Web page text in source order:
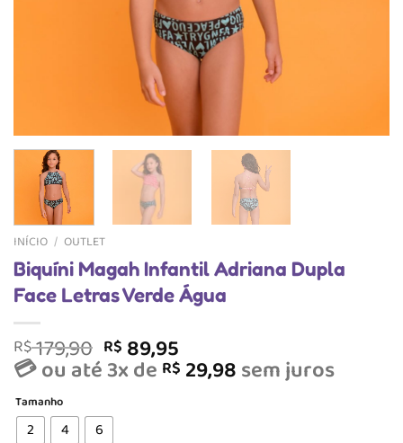
INÍCIO / OUTLET
Biquíni Magah Infantil Adriana Dupla
Face Letras Verde Água
R$179,90 O
preço
era:
R$ 179,90.
R$ 89,95
preço
atual
💳 ou até 3x de R$ 29,98sem juros
Tamanho
2 4 6